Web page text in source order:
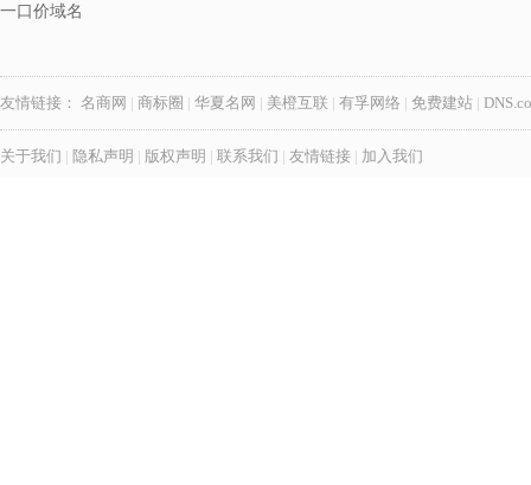
一口价域名
友情链接： 名商网 | 商标圈 | 华夏名网 | 美橙互联 | 有孚网络 | 免费建站 |
关于我们 | 隐私声明 | 版权声明 | 联系我们 | 友情链接 | 加入我们